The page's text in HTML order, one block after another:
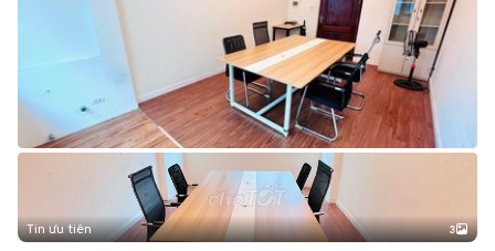
Tin ưu tiên 3